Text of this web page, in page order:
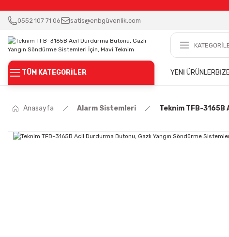
0552 107 71 06 satis@enbgüvenlik.com
TÜM KATEGORİLER YENİ ÜRÜNLER
Anasayfa Alarm Sistemleri Teknim TFB-3165B